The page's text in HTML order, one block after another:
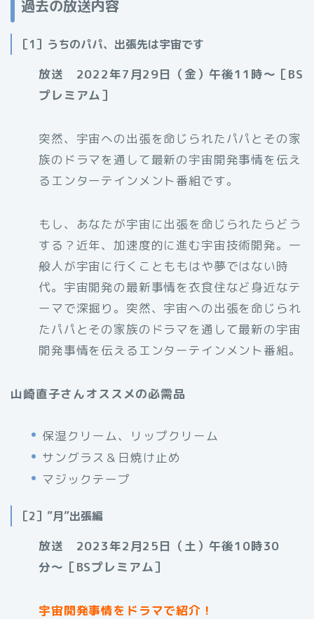
過去の放送内容
［1］うちのパパ、出張先は宇宙です
放送 2022年7月29日（金）午後11時〜［BS
プレミアム］
突然、宇宙への出張を命じられたパパとその家
族のドラマを通して最新の宇宙開発事情を伝え
るエンターテインメント番組です。
もし、あなたが宇宙に出張を命じられたらどう
する？近年、加速度的に進む宇宙技術開発。一
般人が宇宙に行くことももはや夢ではない時
代。宇宙開発の最新事情を衣食住など身近なテ
ーマで深掘り。突然、宇宙への出張を命じられ
たパパとその家族のドラマを通して最新の宇宙
開発事情を伝えるエンターテインメント番組。
山崎直子さんオススメの必需品
保湿クリーム、リップクリーム
サングラス＆日焼け止め
マジックテープ
［2］”月”出張編
放送 2023年2月25日（土）午後10時30
分〜［BSプレミアム］
宇宙開発事情をドラマで紹介！